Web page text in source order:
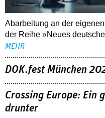
Abarbeitung an der
der Reihe »Neues
MEHR
DOK.fest München
Crossing Europe: Ein
drunter